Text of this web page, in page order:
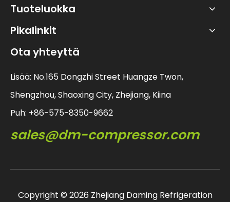
Tuoteluokka
Pikalinkit
Ota yhteyttä
Lisää: No.165 Dongzhi Street Huangze Twon,
Shengzhou, Shaoxing City, Zhejiang, Kiina
Puh: +86-575-8350-9662
sales@dm-compressor.com
Copyright © 2026 Zhejiang Daming Refrigeration